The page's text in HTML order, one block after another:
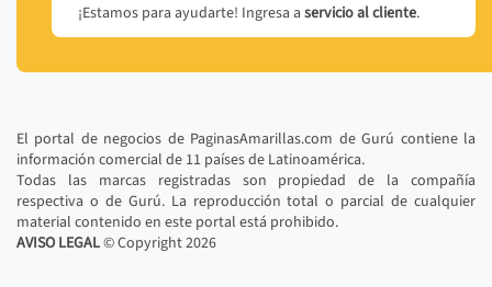
¡Estamos para ayudarte! Ingresa a servicio al cliente.
El portal de negocios de PaginasAmarillas.com de Gurú contiene la
información comercial de 11 países de Latinoamérica.
Todas las marcas registradas son propiedad de la compañía
respectiva o de Gurú. La reproducción total o parcial de cualquier
material contenido en este portal está prohibido.
AVISO LEGAL© Copyright2026